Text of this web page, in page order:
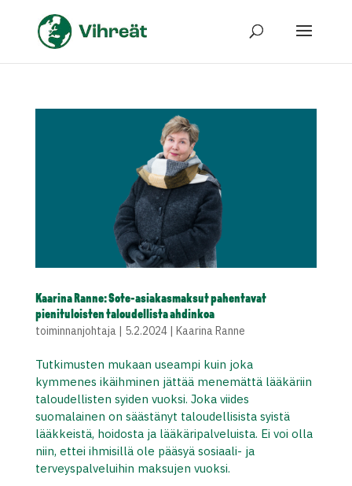
Kaarina Ranne: Sote-asiakasmaksut pahentavat
pienituloisten taloudellista ahdinkoa
toiminnanjohtaja | 5.2.2024| Kaarina Ranne
Tutkimusten mukaan useampi kuin joka
kymmenes ikäihminen jättää menemättä lääkäriin
taloudellisten syiden vuoksi. Joka viides
suomalainen on säästänyt taloudellisista syistä
lääkkeistä, hoidosta ja lääkäripalveluista. Ei voi olla
niin, ettei ihmisillä ole pääsyä sosiaali- ja
terveyspalveluihin maksujen vuoksi.